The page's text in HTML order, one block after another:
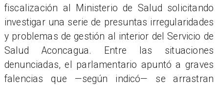
fiscalización al Ministerio de Salud solicitando
investigar una serie de presuntas irregularidades
y problemas de gestión al interior del Servicio de
Salud Aconcagua. Entre las situaciones
denunciadas, el parlamentario apuntó a graves
falencias que —según indicó— se arrastran